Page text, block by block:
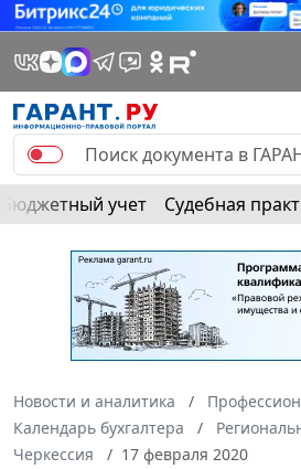
Бюджетный учет Судебная
Новости и аналитика
Календарь бухгалтера
Черкессия
17 февраля 2020